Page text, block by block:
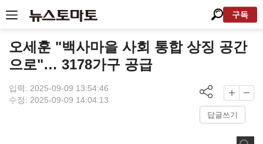
구독
오세훈 "백사마을 사회 통합 상징 공간
으로"… 3178가구 공급
입력: 2025-09-09 13:54:46
수정: 2025-09-09 14:04:13
답글쓰기